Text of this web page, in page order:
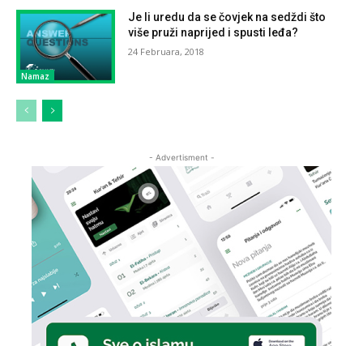
Namaz
Je li uredu da se čovjek na sedždi što
više pruži naprijed i spusti leđa?
24 Februara, 2018
- Advertisment -